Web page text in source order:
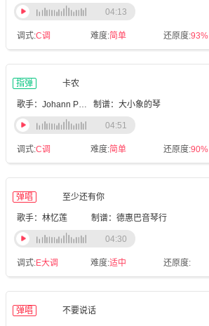
调式:C调 难度:简单 还原度:93%
04:13
指弹 卡农
歌手：Johann Pachelbel 制谱：大小象的琴
调式:C调 难度:简单 还原度:90%
04:51
弹唱 至少还有你
歌手：林忆莲 制谱：德惠巴音琴行
调式:E大调 难度:适中 还原度:
04:30
弹唱 不要说话